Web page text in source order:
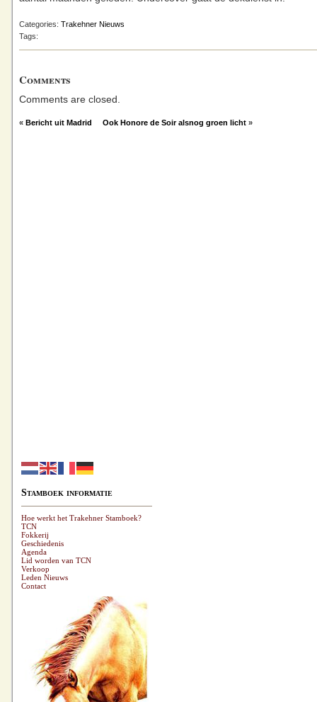
Categories: Trakehner Nieuws
Tags:
Comments
Comments are closed.
« Bericht uit Madrid Ook Honore de Soir alsnog groen licht »
Stamboek informatie
Hoe werkt het Trakehner Stamboek?
TCN
Fokkerij
Geschiedenis
Agenda
Lid worden van TCN
Verkoop
Leden Nieuws
Contact